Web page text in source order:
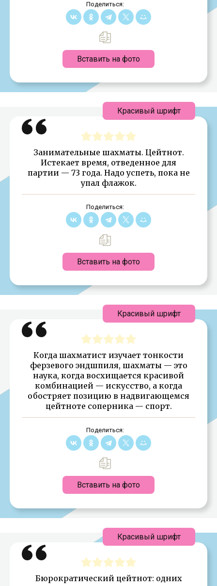
Поделиться:
Вставить на фото
Занимательные шахматы. Цейтнот.
Истекает время, отведенное для
партии — 73 года. Надо успеть, пока не
упал флажок.
Поделиться:
Вставить на фото
Красивый шрифт
Когда шахматист изучает тонкости
ферзевого эндшпиля, шахматы — это
наука, когда восхищается красивой
комбинацией — искусство, а когда
обостряет позицию в надвигающемся
цейтноте соперника — спорт.
Поделиться:
Вставить на фото
Красивый шрифт
Бюрократический цейтнот: одних
Красивый шрифт